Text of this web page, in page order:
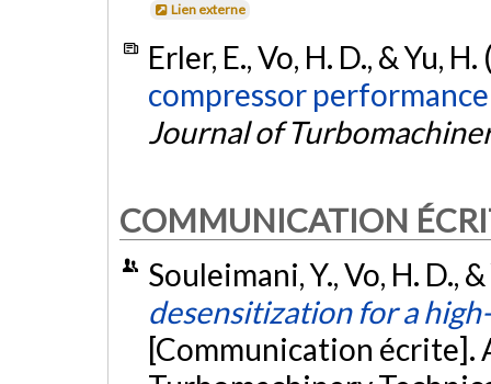
Lien externe
Erler, E., Vo, H. D., & Yu,
compressor
Journal of
COMMUNICATION
Souleimani, Y., Vo, H. D.,
desensitization for a
[Communication écrite].